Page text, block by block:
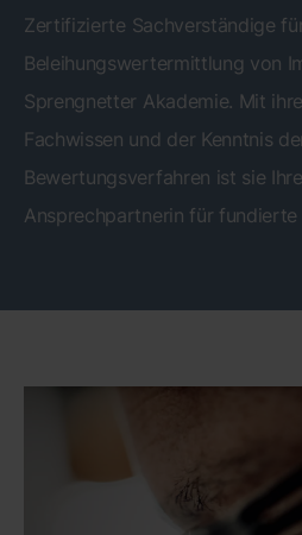
Zertifizierte Sachverständige
Beleihungswertermittlung von
Sprengnetter Akademie. Mit
Fachwissen und der Kenntnis
Bewertungsverfahren ist sie
Ansprechpartnerin für